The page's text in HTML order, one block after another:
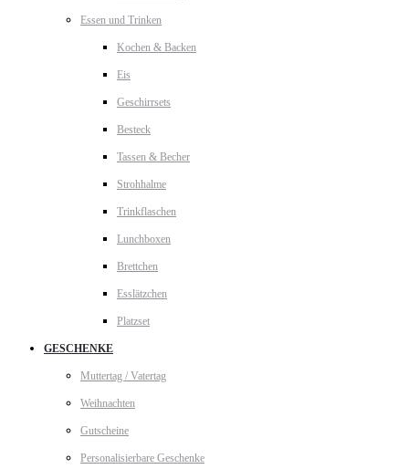
Essen und Trinken
Kochen & Backen
Eis
Geschirrsets
Besteck
Tassen & Becher
Strohhalme
Trinkflaschen
Lunchboxen
Brettchen
Esslätzchen
Platzset
GESCHENKE
Muttertag / Vatertag
Weihnachten
Gutscheine
Personalisierbare Geschenke